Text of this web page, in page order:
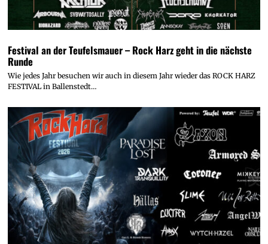
Festival an der Teufelsmauer – Rock Harz geht in die nächste
Runde
Wie jedes Jahr besuchen wir auch in diesem Jahr wieder das ROCK HARZ
FESTIVAL in Ballenstedt…